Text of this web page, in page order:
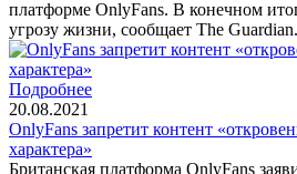
платформе OnlyFans. В конечном
угрозу жизни, сообщает The Guardian.
Подробнее
20.08.2021
OnlyFans запретит контент
характера»
Британская платформа OnlyFans